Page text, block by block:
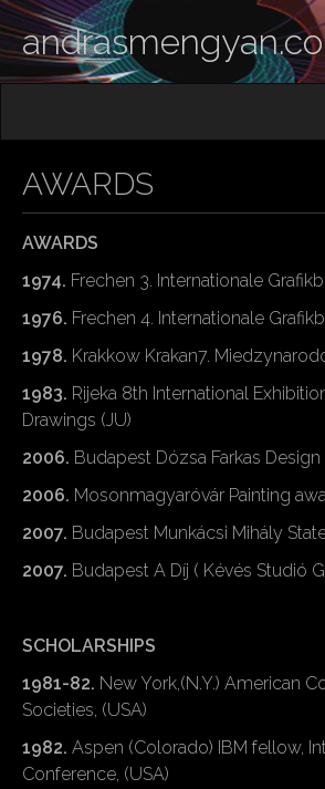
N
M
E
N
U
T
O
C
O
T
N
AWARDS
AWARDS
1974. Frechen 3. Internationale
1976. Frechen 4. Internationale
1978. Krakkow Krakan7.
1983. Rijeka 8th International
Drawings (JU)
2006. Budapest Dózsa Farkas Design
2006. Mosonmagyaróvár Painting
2007. Budapest Munkácsi Mihály
2007. Budapest A Díj ( Kévés Studió
SCHOLARSHIPS
1981-82. New York,(N.Y.) American
Societies, (USA)
1982. Aspen (Colorado) IBM fellow,
Conference, (USA)